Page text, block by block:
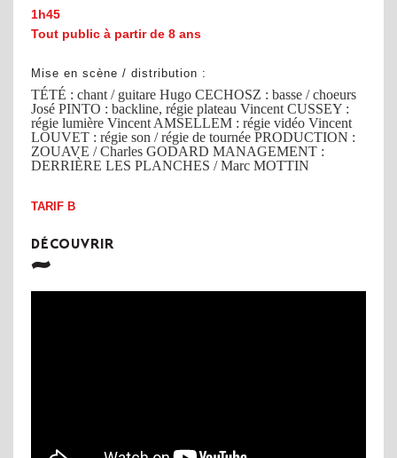
1h45
Tout public à partir de 8 ans
Mise en scène / distribution :
TÉTÉ : chant / guitare Hugo CECHOSZ : basse / choeurs
José PINTO : backline, régie plateau Vincent CUSSEY :
régie lumière Vincent AMSELLEM : régie vidéo Vincent
LOUVET : régie son / régie de tournée PRODUCTION :
ZOUAVE / Charles GODARD MANAGEMENT :
DERRIÈRE LES PLANCHES / Marc MOTTIN
TARIF B
DÉCOUVRIR